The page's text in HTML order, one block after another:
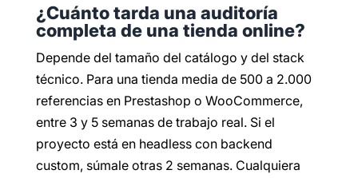
¿Cuánto tarda una auditoría
completa de una tienda online?
Depende del tamaño del catálogo y del stack
técnico. Para una tienda media de 500 a 2.000
referencias en Prestashop o WooCommerce,
entre 3 y 5 semanas de trabajo real. Si el
proyecto está en headless con backend
custom, súmale otras 2 semanas. Cualquiera